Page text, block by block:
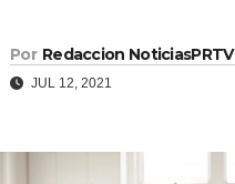
Por Redaccion NoticiasPRTV
JUL 12, 2021